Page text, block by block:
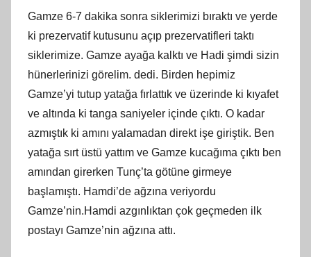
Gamze 6-7 dakika sonra siklerimizi bıraktı ve yerde
ki prezervatif kutusunu açıp prezervatifleri taktı
siklerimize. Gamze ayağa kalktı ve Hadi şimdi sizin
hünerlerinizi görelim. dedi. Birden hepimiz
Gamze’yi tutup yatağa fırlattık ve üzerinde ki kıyafet
ve altında ki tanga saniyeler içinde çıktı. O kadar
azmıştık ki amını yalamadan direkt işe giriştik. Ben
yatağa sırt üstü yattım ve Gamze kucağıma çıktı ben
amından girerken Tunç’ta götüne girmeye
başlamıştı. Hamdi’de ağzına veriyordu
Gamze’nin.Hamdi azgınlıktan çok geçmeden ilk
postayı Gamze’nin ağzına attı.